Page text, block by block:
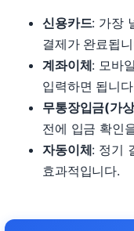
신용카드: 가장
결제가 완료됩
계좌이체: 모바
입력하면 됩니
무통장입금(가
전에 입금 확인
자동이체: 정기
효과적입니다.